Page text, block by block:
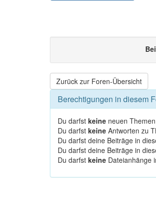
Zurück zur Foren-Übersicht
Berechtigungen in diesem
Du darfst keine neuen
Du darfst keine Antworten zu
Du darfst deine Beiträge in
Du darfst deine Beiträge in
Du darfst keine Dateianhänge